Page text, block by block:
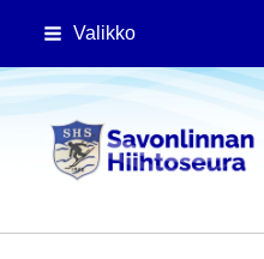
Siirry
sisältöön
Valikko